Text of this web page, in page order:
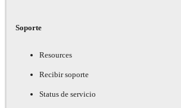
Soporte
Resources
Recibir soporte
Status de servicio